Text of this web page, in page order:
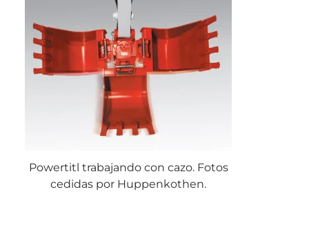
Powertitl trabajando con cazo. Fotos
cedidas por Huppenkothen.